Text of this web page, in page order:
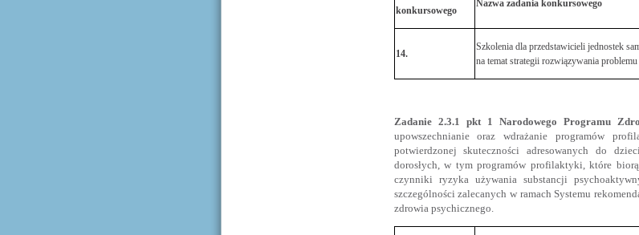
konkursowego
Nazwa zadania konkursowego
14.
Szkolenia dla przedstawicieli jednostek
na temat strategii rozwiązywania problemu
Zadanie 2.3.1 pkt 1 Narodowego Programu
upowszechnianie oraz wdrażanie programów
potwierdzonej skuteczności adresowanych do
dorosłych, w tym programów profilaktyki, które
czynniki ryzyka używania substancji
szczególności zalecanych w ramach Systemu
zdrowia psychicznego.